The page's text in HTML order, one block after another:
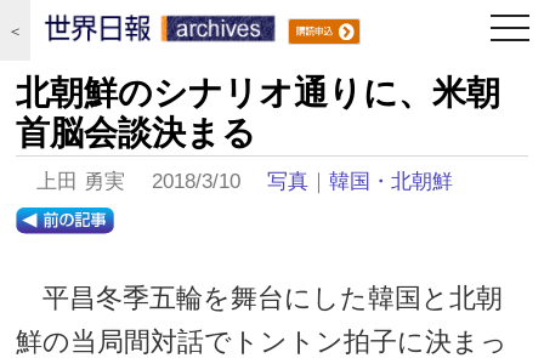
＜
北朝鮮のシナリオ通りに、米朝
首脳会談決まる
上田 勇実 2018/3/10写真 ｜韓国・北朝鮮
平昌冬季五輪を舞台にした韓国と北朝
鮮の当局間対話でトントン拍子に決まっ